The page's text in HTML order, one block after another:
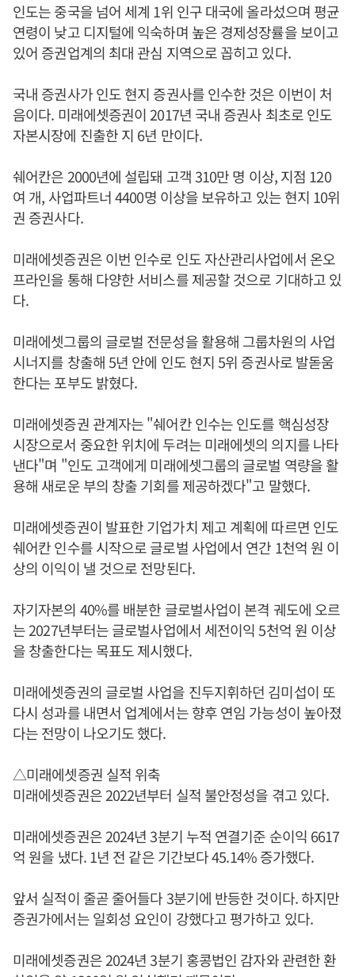
인도는 중국을 넘어 세계 1위 인구 대국에 올라섰으며 평균
연령이 낮고 디지털에 익숙하며 높은 경제성장률을 보이고
있어 증권업계의 최대 관심 지역으로 꼽히고 있다.
국내 증권사가 인도 현지 증권사를 인수한 것은 이번이 처
음이다. 미래에셋증권이 2017년 국내 증권사 최초로 인도
자본시장에 진출한 지 6년 만이다.
쉐어칸은 2000년에 설립돼 고객 310만 명 이상, 지점 120
여 개, 사업파트너 4400명 이상을 보유하고 있는 현지 10위
권 증권사다.
미래에셋증권은 이번 인수로 인도 자산관리사업에서 온오
프라인을 통해 다양한 서비스를 제공할 것으로 기대하고 있
다.
미래에셋그룹의 글로벌 전문성을 활용해 그룹차원의 사업
시너지를 창출해 5년 안에 인도 현지 5위 증권사로 발돋움
한다는 포부도 밝혔다.
미래에셋증권 관계자는 "쉐어칸 인수는 인도를 핵심성장
시장으로서 중요한 위치에 두려는 미래에셋의 의지를 나타
낸다"며 "인도 고객에게 미래에셋그룹의 글로벌 역량을 활
용해 새로운 부의 창출 기회를 제공하겠다"고 말했다.
미래에셋증권이 발표한 기업가치 제고 계획에 따르면 인도
쉐어칸 인수를 시작으로 글로벌 사업에서 연간 1천억 원 이
상의 이익이 낼 것으로 전망된다.
자기자본의 40%를 배분한 글로벌사업이 본격 궤도에 오르
는 2027년부터는 글로벌사업에서 세전이익 5천억 원 이상
을 창출한다는 목표도 제시했다.
미래에셋증권의 글로벌 사업을 진두지휘하던 김미섭이 또
다시 성과를 내면서 업계에서는 향후 연임 가능성이 높아졌
다는 전망이 나오기도 했다.
△미래에셋증권 실적 위축
미래에셋증권은 2022년부터 실적 불안정성을 겪고 있다.
미래에셋증권은 2024년 3분기 누적 연결기준 순이익 6617
억 원을 냈다. 1년 전 같은 기간보다 45.14% 증가했다.
앞서 실적이 줄곧 줄어들다 3분기에 반등한 것이다. 하지만
증권가에서는 일회성 요인이 강했다고 평가하고 있다.
미래에셋증권은 2024년 3분기 홍콩법인 감자와 관련한 환